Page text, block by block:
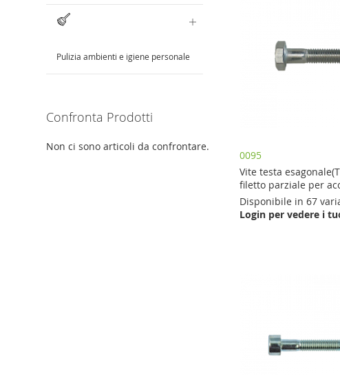
CONFRONTO
CONFRONTO
CONFRONTO
0095
Vite testa
filetto parziale per
Disponibile in 67
Login per vedere i
Pulizia ambienti e igiene personale
Confronta Prodotti
Non ci sono articoli da confrontare.